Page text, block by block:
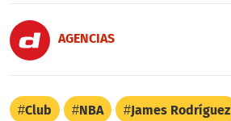
AGENCIAS
Club NBA James Rodríguez